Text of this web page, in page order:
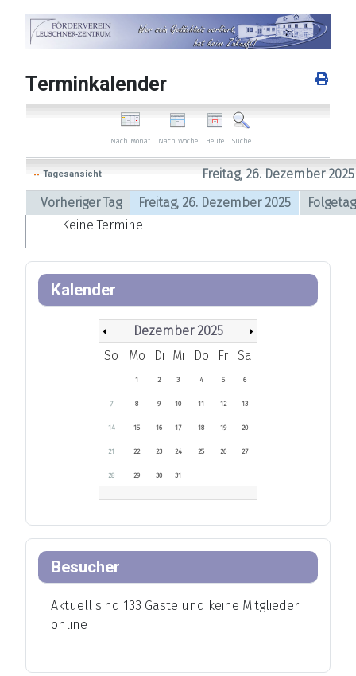
Terminkalender
Nach Monat Nach Woche Heute Suche
Tagesansicht
Freitag, 26. Dezember 2025
Vorheriger Tag
Freitag, 26. Dezember 2025
Folgetag
Keine Termine
Kalender
Dezember 2025
So
Mo Di Mi Do Fr Sa
1 2 3 4 5 6
7 8 9 10 11 12 13
14 15 16 17 18 19 20
21 22 23 24 25 26 27
28 29 30 31
Besucher
Aktuell sind 133 Gäste und keine Mitglieder
online